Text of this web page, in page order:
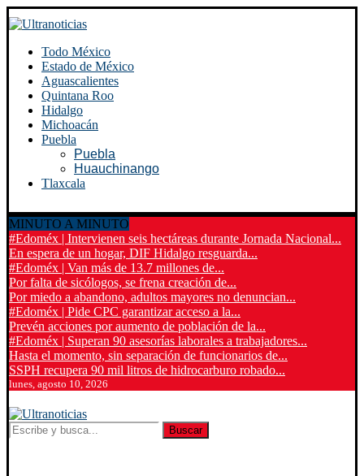
Todo México
Estado de México
Aguascalientes
Quintana Roo
Hidalgo
Michoacán
Puebla
Puebla
Huauchinango
Tlaxcala
MINUTO A MINUTO
#Edoméx | Intervienen seis hectáreas durante Jornada Nacional...
En espera de un hogar, DIF Hidalgo resguarda...
#Edoméx | Van más de 13.7 millones de...
Por falta de sicólogos, se frena creación de...
Por miedo a abandono, adultos mayores no denuncian...
#Edoméx | Pide CPC garantizar acceso a la...
Prevén acciones por aumento de población de la...
#Edoméx | Superan 90 asesorías laborales a trabajadores...
Hasta el momento, sin separación de funcionarios de...
SSPH recupera 90 mil litros de hidrocarburo robado...
lunes, agosto 10, 2026
Buscar